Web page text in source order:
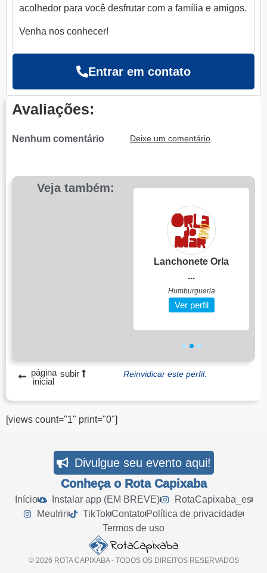
acolhedor para você desfrutar com a família e amigos.
Venha nos conhecer!
Entrar em contato
Avaliações:
Nenhum comentário Deixe um comentário
Veja também:
Lanchonete Orla
...
Humburgueria
Ver perfil
página
inicial
subir Reinvidicar este perfil.
[views count="1" print="0"]
Divulgue seu evento aqui!
Conheça o Rota Capixaba
Início Instalar app (EM BREVE)
RotaCapixaba_es
MeuIriri
TikTokContato Política de privacidade
Termos de uso
© 2026 ROTA CAPIXABA - TODOS OS DIREITOS RESERVADOS